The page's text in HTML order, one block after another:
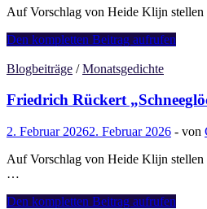
Auf Vorschlag von Heide Klijn stellen
Heinrich
„Wahrhaftig“
Den kompletten Beitrag aufrufen
Blogbeiträge /Monatsgedichte
Friedrich Rückert
2. Februar 20262. Februar 2026 - von
Auf Vorschlag von Heide Klijn stellen
…
Friedrich
Den kompletten Beitrag aufrufen